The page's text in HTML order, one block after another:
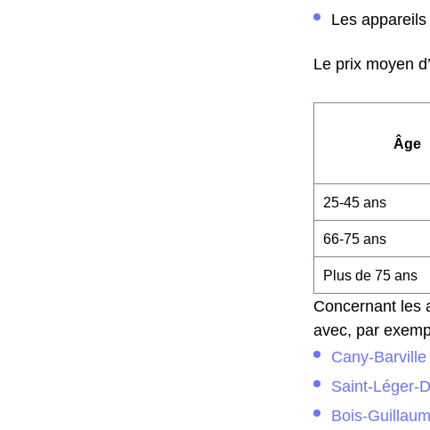
Les
Le prix moyen
Âge
25-45 ans
66-75 ans
Plus de 75 ans
Concernant les
avec, par
Cany-Barville
Saint-Léger-
Bois-